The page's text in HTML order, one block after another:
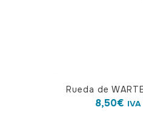
Rueda de
8,50€